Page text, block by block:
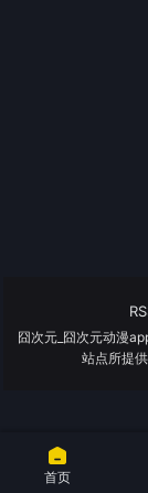
首页
囧次元_囧次元动漫
站点所提